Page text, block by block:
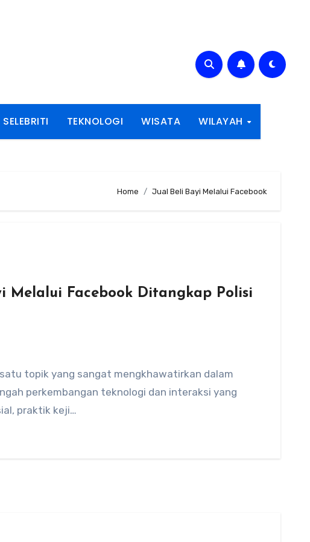
SELEBRITI TEKNOLOGI WISATA WILAYAH
Home Jual Beli Bayi Melalui Facebook
Melalui Facebook Ditangkap Polisi
topik yang sangat mengkhawatirkan dalam
perkembangan teknologi dan interaksi yang
praktik keji…